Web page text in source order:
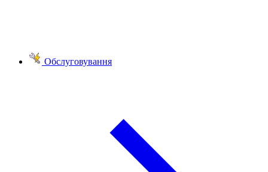
Обслуговування